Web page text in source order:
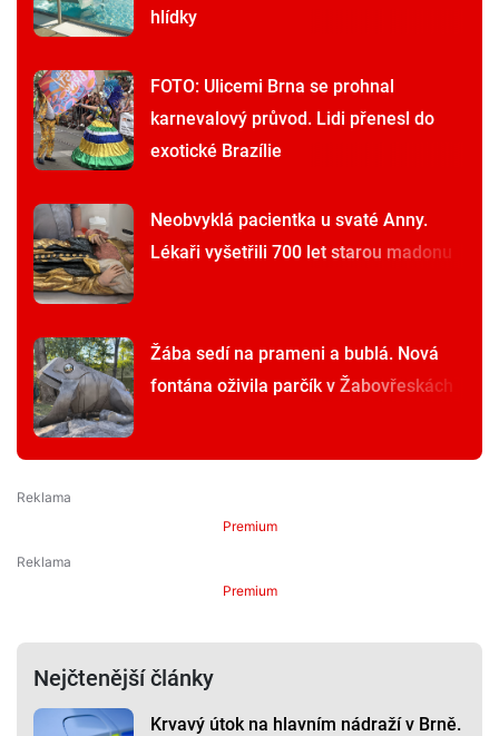
hlídky
FOTO: Ulicemi Brna se prohnal
karnevalový průvod. Lidi přenesl do
exotické Brazílie
Neobvyklá pacientka u svaté Anny.
Lékaři vyšetřili 700 let starou madonu
Žába sedí na prameni a bublá. Nová
fontána oživila parčík v Žabovřeskách
Premium
Premium
Nejčtenější články
Krvavý útok na hlavním nádraží v Brně.